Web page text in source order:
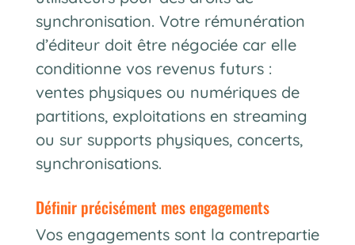
synchronisation. Votre rémunération
d’éditeur doit être négociée car elle
conditionne vos revenus futurs :
ventes physiques ou numériques de
partitions, exploitations en streaming
ou sur supports physiques, concerts,
synchronisations.
définir précisément mes engagements
Vos engagements sont la contrepartie